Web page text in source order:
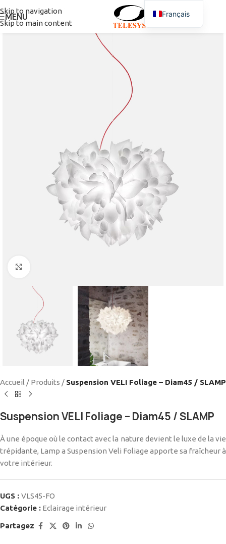
Skip to navigation
Skip to main content
MENU
Accueil / Produits / Suspension VELI Foliage – Diam45 / SLAMP
Suspension VELI Foliage – Diam45 / SLAMP
À une époque où le contact avec la nature devient le luxe de la vie
trépidante, Lamp a Suspension Veli Foliage apporte sa fraîcheur à
votre intérieur.
UGS : VLS45-FO
Catégorie : Eclairage intérieur
Partagez
Français